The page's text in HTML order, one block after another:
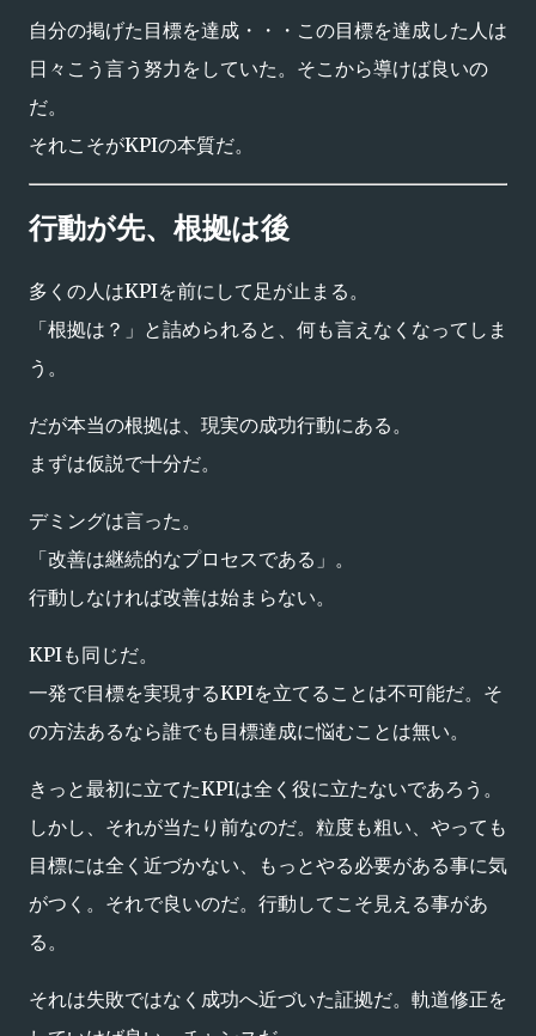
自分の掲げた目標を達成・・・この目標を達成した人は
日々こう言う努力をしていた。そこから導けば良いの
だ。
それこそがKPIの本質だ。
行動が先、根拠は後
多くの人はKPIを前にして足が止まる。
「根拠は？」と詰められると、何も言えなくなってしま
う。
だが本当の根拠は、現実の成功行動にある。
まずは仮説で十分だ。
デミングは言った。
「改善は継続的なプロセスである」。
行動しなければ改善は始まらない。
KPIも同じだ。
一発で目標を実現するKPIを立てることは不可能だ。そ
の方法あるなら誰でも目標達成に悩むことは無い。
きっと最初に立てたKPIは全く役に立たないであろう。
しかし、それが当たり前なのだ。粒度も粗い、やっても
目標には全く近づかない、もっとやる必要がある事に気
がつく。それで良いのだ。行動してこそ見える事があ
る。
それは失敗ではなく成功へ近づいた証拠だ。軌道修正を